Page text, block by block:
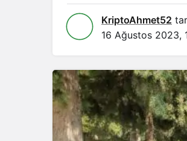
KriptoAhmet52
16 Ağustos 2023,